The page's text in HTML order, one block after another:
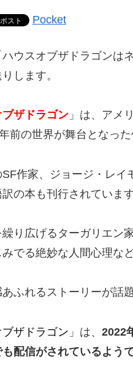
Pocket
ウスオブザドラゴンは
します。
ザドラゴン 」は、アメ
前の世界が舞台となった
作家、ジョージ・レイ
の本も刊行されています
り広げるターガリエン
でる絶妙な人間心理な
ふれるストーリーが話
ザドラゴン 」は、 2022
も配信がされているよう